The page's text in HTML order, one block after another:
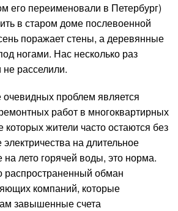
его переименовали в Петербург)
в старом доме послевоенной
поражает стены, а деревянные
ногами. Нас несколько раз
не расселили.
проблем является
работ в многоквартирных
которых жители часто остаются без
на длительное
лето горячей воды, это норма.
распространенный обман
компаний, которые
завышенные счета